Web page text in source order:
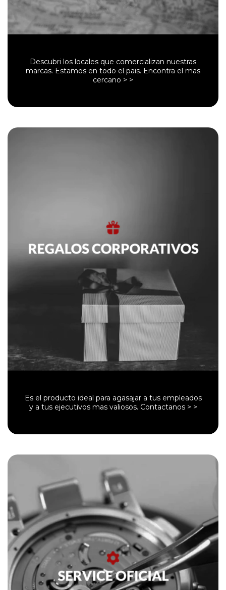
Descubri los locales que comercializan nuestras
marcas. Estamos en todo el pais. Encontra el mas
cercano > >
Es el producto ideal para agasajar a tus empleados
y a tus ejecutivos mas valiosos. Contactanos > >